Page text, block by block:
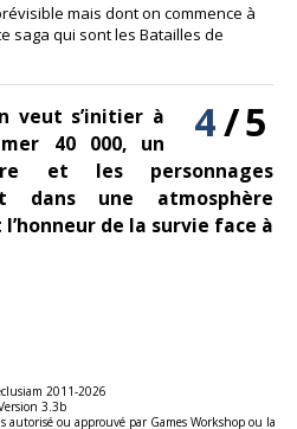
mais dont on commence à
saga qui sont les Batailles de
4/5
veut s’initier à
40 000, un
et les personnages
dans une atmosphère
de la survie face à
2011-2026
3.3b
autorisé ou approuvé par Games Workshop ou la